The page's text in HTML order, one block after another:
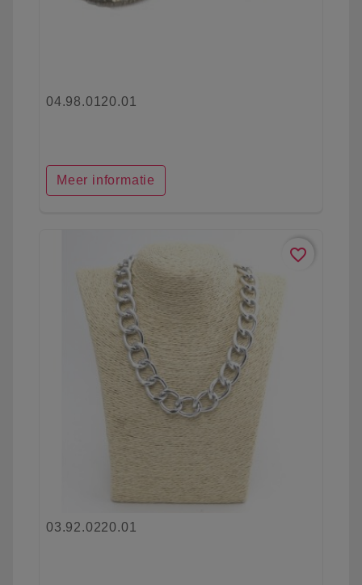
04.98.0120.01
Meer informatie
favorite_border
03.92.0220.01